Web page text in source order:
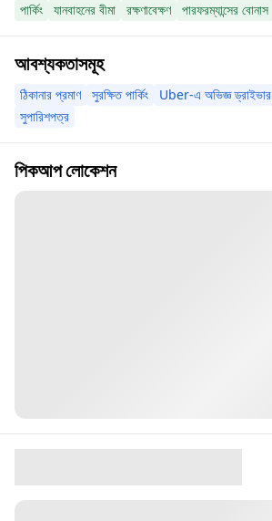
পার্কিং যানবাহনের বীমা রক্ষণাবেক্ষণ পারফরম্যান্সের বোনাস
আবশ্যকতাসমূহ
ঠিকানার প্রমাণ সুরক্ষিত পার্কিং Uber-এ অভিজ্ঞ ড্রাইভার
সুপারিশপত্র
পিকআপ লোকেশন